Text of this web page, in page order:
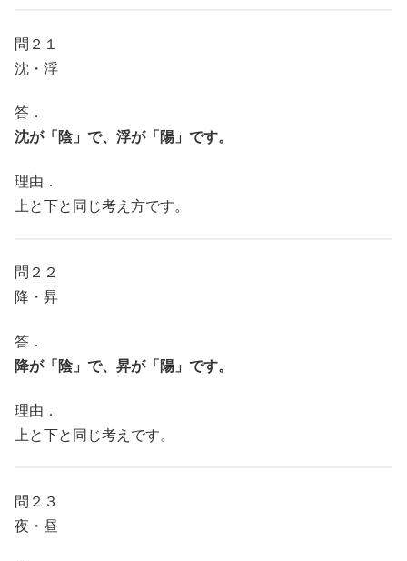
問２１
沈・浮
答．
沈が「陰」で、浮が「陽」です。
理由．
上と下と同じ考え方です。
問２２
降・昇
答．
降が「陰」で、昇が「陽」です。
理由．
上と下と同じ考えです。
問２３
夜・昼